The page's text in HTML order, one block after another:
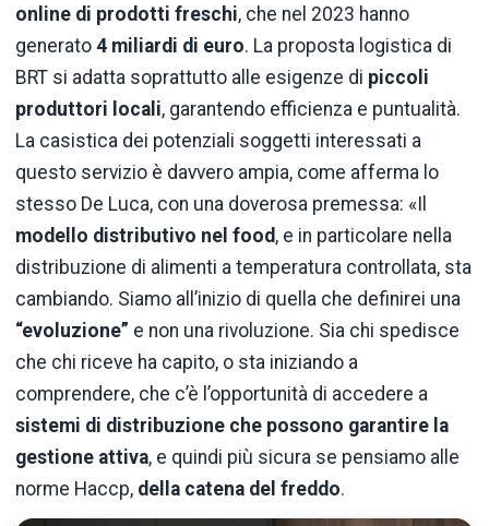
online di prodotti freschi, che nel 2023 hanno
generato 4 miliardi di euro. La proposta logistica di
BRT si adatta soprattutto alle esigenze di piccoli
produttori locali, garantendo efficienza e puntualità.
La casistica dei potenziali soggetti interessati a
questo servizio è davvero ampia, come afferma lo
stesso De Luca, con una doverosa premessa: «Il
modello distributivo nel food , e in particolare nella
distribuzione di alimenti a temperatura controllata, sta
cambiando. Siamo all’inizio di quella che definirei una
“evoluzione” e non una rivoluzione. Sia chi spedisce
che chi riceve ha capito, o sta iniziando a
comprendere, che c’è l’opportunità di accedere a
sistemi di distribuzione che possono garantire la
gestione attiva, e quindi più sicura se pensiamo alle
norme Haccp, della catena del freddo.